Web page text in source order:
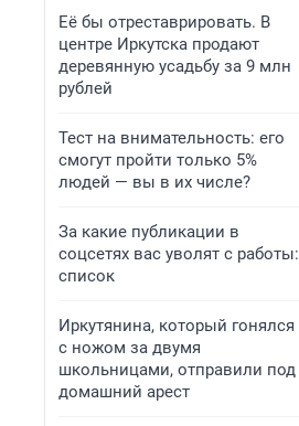
Её бы отреставрировать. В
центре Иркутска продают
деревянную усадьбу за 9 млн
рублей
Тест на внимательность: его
смогут пройти только 5%
людей — вы в их числе?
За какие публикации в
соцсетях вас уволят с работы:
список
Иркутянина, который гонялся
с ножом за двумя
школьницами, отправили под
домашний арест